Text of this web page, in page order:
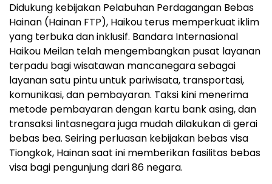
Didukung kebijakan Pelabuhan Perdagangan Bebas
Hainan (Hainan FTP), Haikou terus memperkuat iklim
yang terbuka dan inklusif. Bandara Internasional
Haikou Meilan telah mengembangkan pusat layanan
terpadu bagi wisatawan mancanegara sebagai
layanan satu pintu untuk pariwisata, transportasi,
komunikasi, dan pembayaran. Taksi kini menerima
metode pembayaran dengan kartu bank asing, dan
transaksi lintasnegara juga mudah dilakukan di gerai
bebas bea. Seiring perluasan kebijakan bebas visa
Tiongkok, Hainan saat ini memberikan fasilitas bebas
visa bagi pengunjung dari 86 negara.